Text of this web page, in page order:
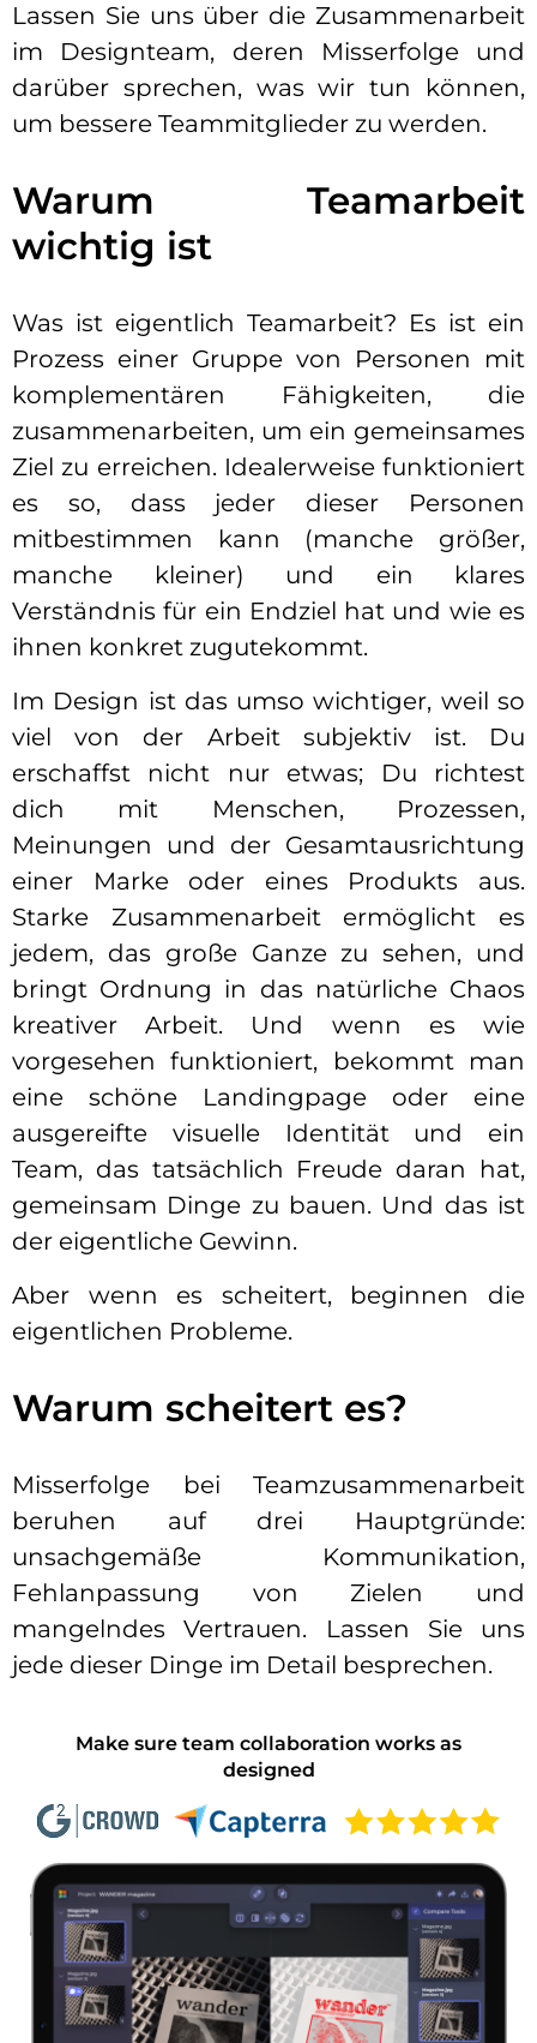
Lassen Sie uns über die Zusammenarbeit
im Designteam, deren Misserfolge und
darüber sprechen, was wir tun können,
um bessere Teammitglieder zu werden.
Warum Teamarbeit
wichtig ist
Was ist eigentlich Teamarbeit? Es ist ein
Prozess einer Gruppe von Personen mit
komplementären Fähigkeiten, die
zusammenarbeiten, um ein gemeinsames
Ziel zu erreichen. Idealerweise funktioniert
es so, dass jeder dieser Personen
mitbestimmen kann (manche größer,
manche kleiner) und ein klares
Verständnis für ein Endziel hat und wie es
ihnen konkret zugutekommt.
Im Design ist das umso wichtiger, weil so
viel von der Arbeit subjektiv ist. Du
erschaffst nicht nur etwas; Du richtest
dich mit Menschen, Prozessen,
Meinungen und der Gesamtausrichtung
einer Marke oder eines Produkts aus.
Starke Zusammenarbeit ermöglicht es
jedem, das große Ganze zu sehen, und
bringt Ordnung in das natürliche Chaos
kreativer Arbeit. Und wenn es wie
vorgesehen funktioniert, bekommt man
eine schöne Landingpage oder eine
ausgereifte visuelle Identität und ein
Team, das tatsächlich Freude daran hat,
gemeinsam Dinge zu bauen. Und das ist
der eigentliche Gewinn.
Aber wenn es scheitert, beginnen die
eigentlichen Probleme.
Warum scheitert es?
Misserfolge bei Teamzusammenarbeit
beruhen auf drei Hauptgründe:
unsachgemäße Kommunikation,
Fehlanpassung von Zielen und
mangelndes Vertrauen. Lassen Sie uns
jede dieser Dinge im Detail besprechen.
Make sure team collaboration works as
designed